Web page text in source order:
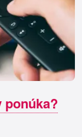
ponúka?